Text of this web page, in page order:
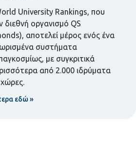
University Rankings, που
διεθνή οργανισμό QS
αποτελεί μέρος ενός ένα
συστήματα
με συγκριτικά
από 2.000 ιδρύματα
εδώ »